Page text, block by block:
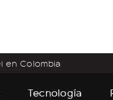
en Colombia
Tecnología